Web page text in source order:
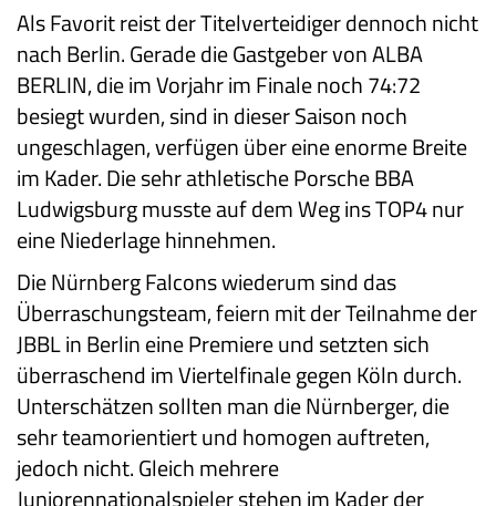
Als Favorit reist der Titelverteidiger dennoch nicht
nach Berlin. Gerade die Gastgeber von ALBA
BERLIN, die im Vorjahr im Finale noch 74:72
besiegt wurden, sind in dieser Saison noch
ungeschlagen, verfügen über eine enorme Breite
im Kader. Die sehr athletische Porsche BBA
Ludwigsburg musste auf dem Weg ins TOP4 nur
eine Niederlage hinnehmen.
Die Nürnberg Falcons wiederum sind das
Überraschungsteam, feiern mit der Teilnahme der
JBBL in Berlin eine Premiere und setzten sich
überraschend im Viertelfinale gegen Köln durch.
Unterschätzen sollten man die Nürnberger, die
sehr teamorientiert und homogen auftreten,
jedoch nicht. Gleich mehrere
Juniorennationalspieler stehen im Kader der